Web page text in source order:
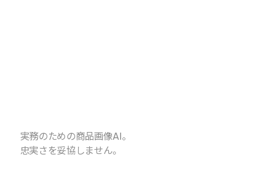
実務のための商品画像AI。
忠実さを妥協しません。